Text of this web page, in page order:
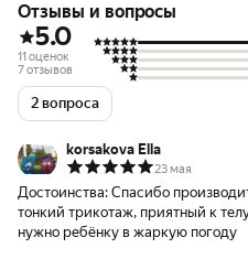
Отзывы и вопросы
5.0
11 оценок
7 отзывов
2 вопроса
korsakova Ella
23 мая
Достоинства: Спасибо производителю,
тонкий трикотаж, приятный к
нужно ребёнку в жаркую погоду